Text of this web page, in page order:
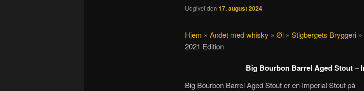
Udgivet den 17. august 2024
Hjem » Andet med whisky » Øl» Stigbergets Bryggeri»
2021 Edition
Big Bourbon Barrel Aged Stout –
Big Bourbon Barrel Aged Stout er en Imperial Stout på